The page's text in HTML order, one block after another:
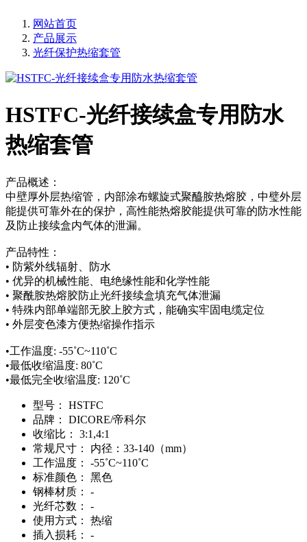
网站首页
产品展示
光纤保护热缩套管
HSTFC-光纤接续盒专用防水
热缩套管
产品概述：
中壁厚外层热缩管，内部涂布螺旋式聚醯胺热熔胶，中璧外层
能提供可靠外在的保护，高性能热熔胶能提供可靠的防水性能
及防止接续盒内气体的泄漏。
产品特性：
• 防紫外线辐射、防水
• 优异的机械性能、电绝缘性能和化学性能
• 聚酰胺热熔胶防止光纤接续盒填充气体泄漏
• 特殊内部单端部无胶上胶方式，能确实牢固电缆定位
• 外层变色漆方便热缩操作指示
•工作温度: -55˚C~110˚C
•最低收缩温度: 80˚C
•最低完全收缩温度: 120˚C
型号：
HSTFC
品牌：
DICORE/帝科尔
收缩比：
3:1,4:1
常规尺寸：
内径：33-140（mm）
工作温度：
-55˚C~110˚C
标准颜色：
黑色
钢棒材质：
-
光纤芯数：
-
使用方式：
热缩
插入损耗：
-